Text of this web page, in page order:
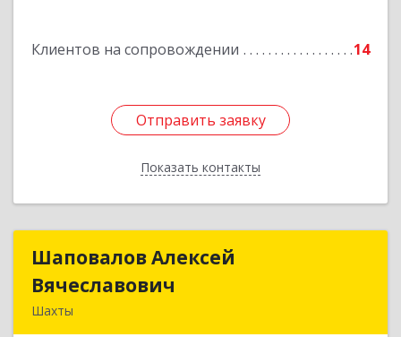
Клиентов на сопровождении 14
Отправить заявку
Показать контакты
Отправить заявку
Назад
Шаповалов Алексей
Вячеславович
Шахты
Шаповалов Алексей